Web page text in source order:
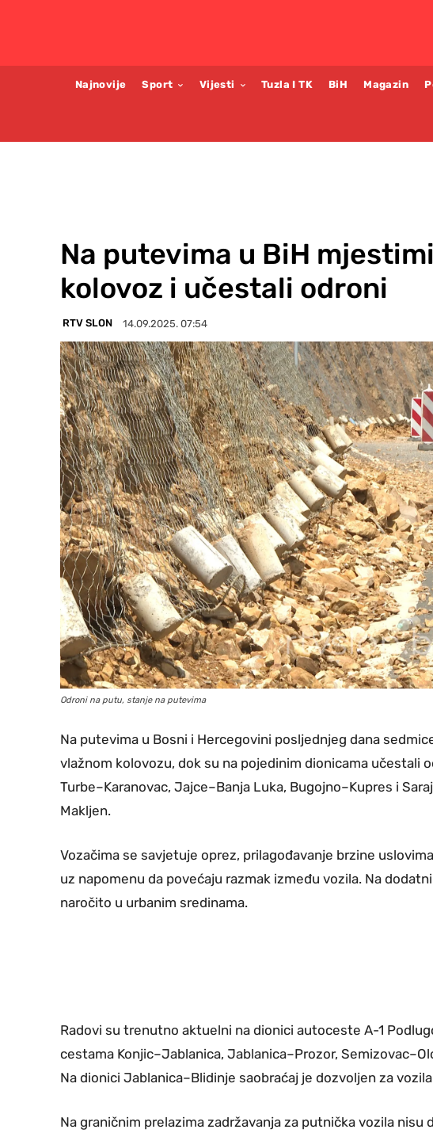
Najnovije Sport Vijesti Tuzla I TK BiH Magazin
Na putevima u BiH
kolovoz i učestali odroni
RTV SLON 14.09.2025. 07:54
Odroni na putu, stanje na putevima
Na putevima u Bosni i Hercegovini posljednjeg dana
vlažnom kolovozu, dok su na pojedinim dionicama učestali
Turbe–Karanovac, Jajce–Banja Luka, Bugojno–Kupres i
Makljen.
Vozačima se savjetuje oprez, prilagođavanje brzine
uz napomenu da povećaju razmak između vozila. Na
naročito u urbanim sredinama.
Radovi su trenutno aktuelni na dionici autoceste A-1
cestama Konjic–Jablanica, Jablanica–Prozor,
Na dionici Jablanica–Blidinje saobraćaj je dozvoljen za
Na graničnim prelazima zadržavanja za putnička vozila nisu